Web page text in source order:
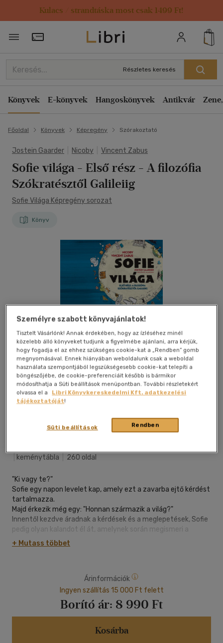
Kulacs / strandtáska most csak 1499 Ft!
Törzsvásárlói Kártya adatai
Részletes keresés
Könyvek E-könyvek Hangoskönyvek Antikvár
Főoldal Könyvek Képregény Szórakoztató
Jostein Gaarder Nicoby Vincent Zabus
Sofie világa - Első rész - A filozófia
Szókratésztől Galileiig
Sofie Világa Képregény sorozat
Könyv
keménytábla 260 oldal
"Ki vagy te?"
Sofie egy napon levelet kap, amely ezt a zavarba ejtő kérdést
tartalmazza.
Majd érkezik még egy: "Honnan származik a világ?"
Innentől kezdve áradnak a kérdések és a meglepetések, Sofie
pedig olyan kalandot él át, amelynek során megismeri a
nyugati filozófia legfontosabb képviselőit, és főként
önmagát!
amely több tízmillió olvasót hódított már meg a világon.
+ Mutass többet
Árinformációk
Ingyen szállítás 15 000 Ft felett
Borító ár: 8 990 Ft
Kosárba
Személyre szabott könyvajánlatok!
Tisztelt Vásárlónk! Annak érdekében, hogy az ízléséhez minél
közelebb álló könyveket tudjunk a figyelmébe ajánlani, arra kérjük,
hogy fogadja el az ehhez szükséges cookie-kat a „Rendben” gomb
megnyomásával. Ennek hiányában weboldalunk csak a weboldal
használata szempontjából legszükségesebb cookie-kat telepíti a
böngészőjébe, de cookie-preferenciáit később is bármikor
módosíthatja a Süti beállítások menüpontban. További részletekért
olvassa el a
Libri Könyvkereskedelmi Kft. adatkezelési
tájékoztatóját!
Rendben
Süti beállítások